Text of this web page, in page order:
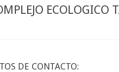
ECOLOGICO
DE CONTACTO: